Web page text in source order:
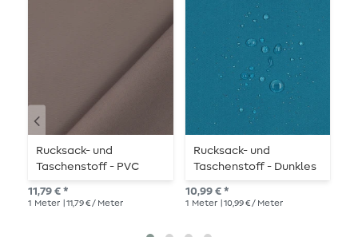
Rucksack- und
Taschenstoff - PVC
Beschichtet Grau
11,79 € *
1 Meter | 11,79 € / Meter
Rucksack- und
Taschenstoff - Dunkles
Cyan
10,99 € *
1 Meter | 10,99 € / Meter